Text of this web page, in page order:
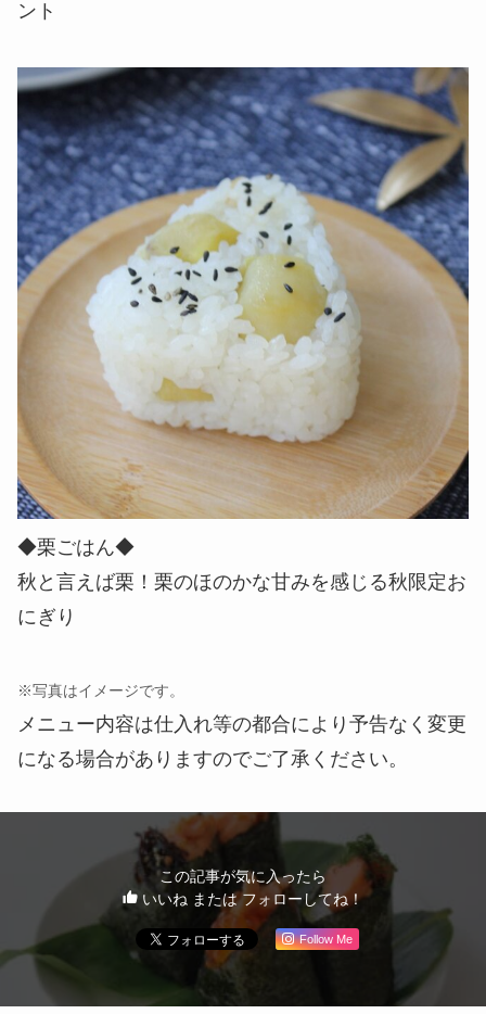
ント
◆栗ごはん◆
秋と言えば栗！栗のほのかな甘みを感じる秋限定お
にぎり
※写真はイメージです。
メニュー内容は仕入れ等の都合により予告なく変更
になる場合がありますのでご了承ください。
この記事が気に入ったら
いいね または フォローしてね！
Follow Me